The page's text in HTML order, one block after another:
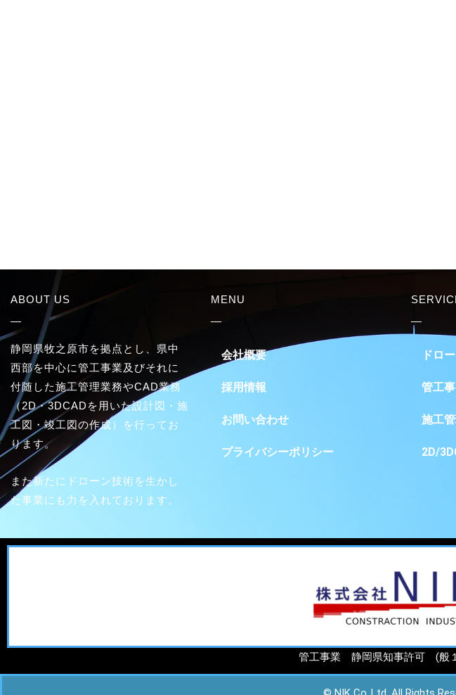
ABOUT US
静岡県牧之原市を拠点とし、県中
西部を中心に管工事業及びそれに
付随した施工管理業務やCAD業務
（2D・3DCADを用いた設計図・施
工図・竣工図の作成）を行ってお
ります。
また新たにドローン技術を生かし
た事業にも力を入れております。
MENU
会社概要
採用情報
お問い合わせ
プライバシーポリシー
ドロ
管工事
施工
2D/
管工事業 静岡県知事許可 (般